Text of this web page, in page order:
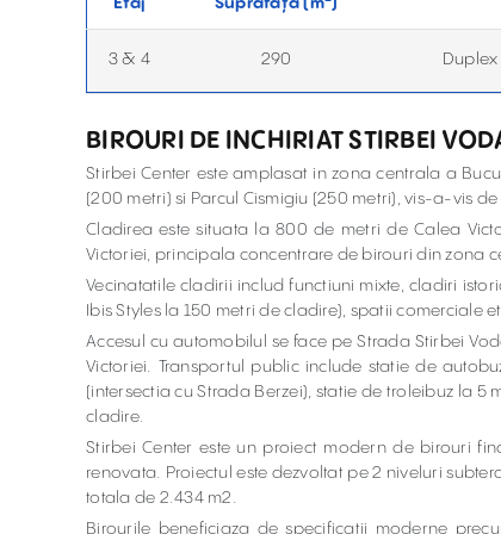
3 & 4 290
BIROURI DE INCHIRIAT STIRBEI
Stirbei Center este amplasat in zona centrala a
(200 metri) si Parcul Cismigiu (250 metri), vis-a-vis de
Cladirea este situata la 800 de metri de Calea
Victoriei, principala concentrare de birouri din zona
Vecinatatile cladirii includ functiuni mixte, cladiri
Ibis Styles la 150 metri de cladire), spatii comerciale
Accesul cu automobilul se face pe Strada Stirbei
Victoriei. Transportul public include statie de
(intersectia cu Strada Berzei), statie de troleibuz la 5
cladire.
Stirbei Center este un proiect modern de birouri
renovata. Proiectul este dezvoltat pe 2 niveluri
totala de 2.434 m2.
Birourile beneficiaza de specificatii moderne